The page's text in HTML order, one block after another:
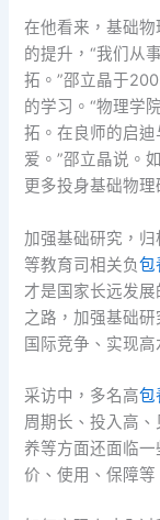
在他看来，基础
的提升，“我们从
拓。”邵立晶于
的学习。“物理学
拓。在良师的启
爱。”邵立晶说。
更多投身基础物理
加强基础研究，
等教育司相关负包
才是国家长远发
之路，加强基础
国际竞争、实现
采访中，多名高包
周期长、投入高
养等方面还面临
价、使用、保障